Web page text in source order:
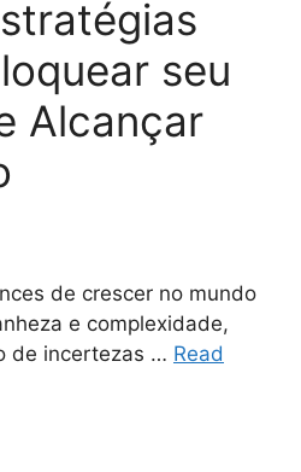
seu
Alcançar
de crescer no mundo
e complexidade,
de incertezas … Read